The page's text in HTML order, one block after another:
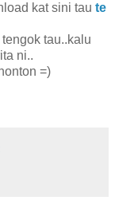
kat sini tau te
tau..kalu
ni..
=)